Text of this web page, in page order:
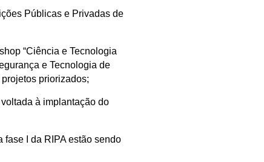
Públicas e Privadas de
“Ciência e Tecnologia
e Tecnologia de
priorizados;
à implantação do
I da RIPA estão sendo